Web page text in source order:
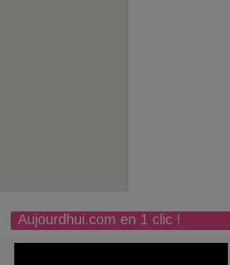
Aujourdhui.com en 1 clic !